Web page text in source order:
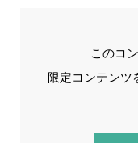
このコ
限定コンテンツ